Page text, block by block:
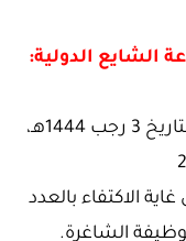
الشايع الدولية:
بداية التقديم: التقديم متاح الأن بتاريخ 3 رجب 1444هـ،
الاكتفاء بالعدد
الشاغرة.